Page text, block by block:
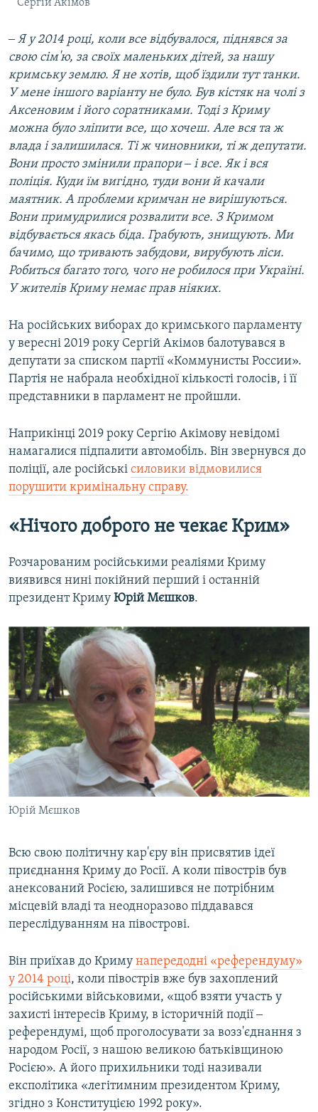
Сергій Акімов
‒ Я у 2014 році, коли все відбувалося, піднявся за
свою сім'ю, за своїх маленьких дітей, за нашу
кримську землю. Я не хотів, щоб їздили тут танки.
У мене іншого варіанту не було. Був кістяк на чолі з
Аксеновим і його соратниками. Тоді з Криму
можна було зліпити все, що хочеш. Але вся та ж
влада і залишилася. Ті ж чиновники, ті ж депутати.
Вони просто змінили прапори ‒ і все. Як і вся
поліція. Куди їм вигідно, туди вони й качали
маятник. А проблеми кримчан не вирішуються.
Вони примудрилися розвалити все. З Кримом
відбувається якась біда. Грабують, знищують. Ми
бачимо, що тривають забудови, вирубують ліси.
Робиться багато того, чого не робилося при Україні.
У жителів Криму немає прав ніяких.​
На російських виборах до кримського парламенту
у вересні 2019 року Сергій Акімов балотувався в
депутати за списком партії «Коммунисты России».
Партія не набрала необхідної кількості голосів, і її
представники в парламент не пройшли.
Наприкінці 2019 року Сергію Акімову невідомі
намагалися підпалити автомобіль. Він звернувся до
поліції, але російські силовики відмовилися
порушити кримінальну справу.
«Нічого доброго не чекає Крим»
Розчарованим російськими реаліями Криму
виявився нині покійний перший і останній
президент Криму Юрій Мєшков.
Юрій Мєшков
Всю свою політичну кар'єру він присвятив ідеї
приєднання Криму до Росії. А коли півострів був
анексований Росією, залишився не потрібним
місцевій владі та неодноразово піддавався
переслідуванням на півострові.
Він приїхав до Криму напередодні «референдуму»
у 2014 році, коли півострів вже був захоплений
російськими військовими, «щоб взяти участь у
захисті інтересів Криму, в історичній події ‒
референдумі, щоб проголосувати за возз'єднання з
народом Росії, з нашою великою батьківщиною
Росією». А його прихильники тоді називали
експолітика «легітимним президентом Криму,
згідно з Конституцією 1992 року».